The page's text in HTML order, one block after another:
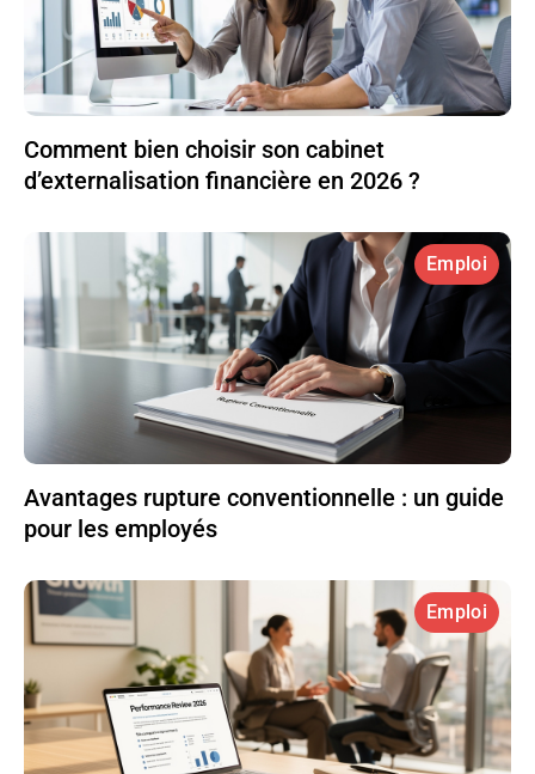
Comment bien choisir son cabinet
d’externalisation financière en 2026 ?
Emploi
Avantages rupture conventionnelle : un guide
pour les employés
Emploi